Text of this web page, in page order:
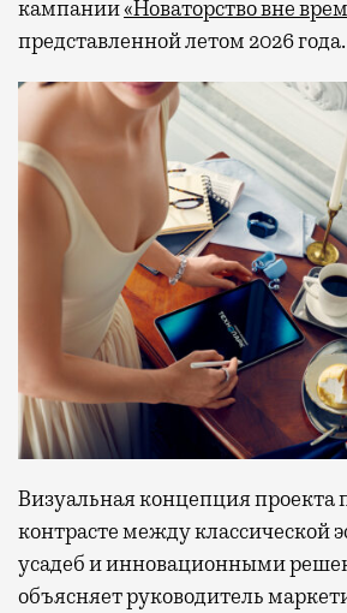
кампании«Новаторство вне
представленной летом 2026 года.
Визуальная концепция проекта
контрасте между классической
усадеб и инновационными
объясняет руководитель